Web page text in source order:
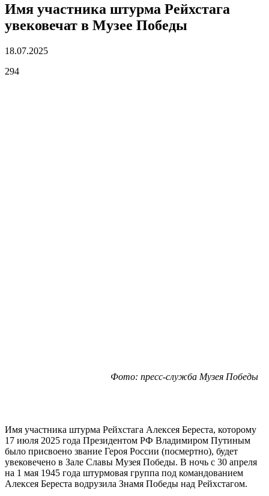
Имя участника штурма Рейхстага
увековечат в Музее Победы
18.07.2025
294
Фото: пресс-служба Музея Победы
Имя участника штурма Рейхстага Алексея Береста, которому
17 июля 2025 года Президентом РФ Владимиром Путиным
было присвоено звание Героя России (посмертно), будет
увековечено в Зале Славы Музея Победы. В ночь с 30 апреля
на 1 мая 1945 года штурмовая группа под командованием
Алексея Береста водрузила Знамя Победы над Рейхстагом.